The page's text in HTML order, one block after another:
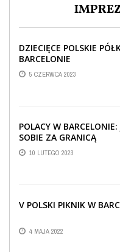
DZIECIĘCE POLSKIE
BARCELONIE
5 CZERWCA 2023
POLACY W
SOBIE ZA GRANICĄ
10 LUTEGO 2023
V POLSKI PIKNIK W
4 MAJA 2022